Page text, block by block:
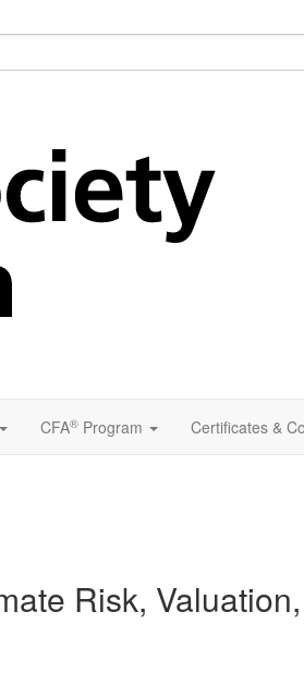
CFA® Program Certificates &
Risk,